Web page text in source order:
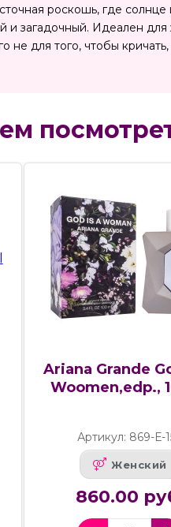
роскошь, где
загадочный. Идеален
не для того, чтобы
Ariana Grande
Woomen,edp.,
Артикул: 869-Е-
Женский
860.00